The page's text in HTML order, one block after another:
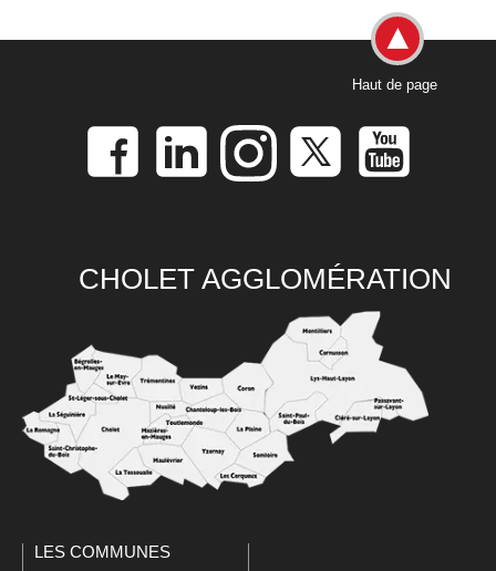
Haut de page
CHOLET AGGLOMÉRATION
LES COMMUNES